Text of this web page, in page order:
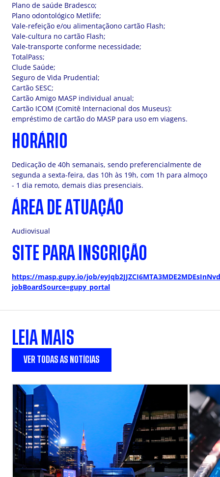
Plano de saúde Bradesco;
Plano odontológico Metlife;
Vale-refeição e/ou alimentaçãono cartão Flash;
Vale-cultura no cartão Flash;
Vale-transporte conforme necessidade;
TotalPass;
Clude Saúde;
Seguro de Vida Prudential;
Cartão SESC;
Cartão Amigo MASP individual anual;
Cartão ICOM (Comitê Internacional dos Museus):
empréstimo de cartão do MASP para uso em viagens.
HORÁRIO
Dedicação de 40h semanais, sendo preferencialmente de
segunda a sexta-feira, das 10h às 19h, com 1h para almoço
- 1 dia remoto, demais dias presenciais.
ÁREA DE ATUAÇÃO
Audiovisual
SITE PARA INSCRIÇÃO
https://masp.gupy.io/job/
jobBoardSource=gupy_portal
LEIA MAIS
VER TODAS AS NOTÍCIAS